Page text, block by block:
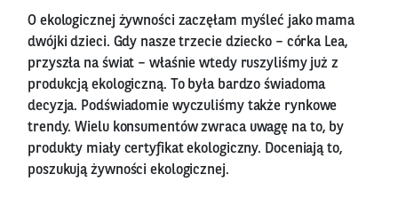
O ekologicznej żywności zaczęłam myśleć jako mama
dwójki dzieci. Gdy nasze trzecie dziecko – córka Lea,
przyszła na świat – właśnie wtedy ruszyliśmy już z
produkcją ekologiczną. To była bardzo świadoma
decyzja. Podświadomie wyczuliśmy także rynkowe
trendy. Wielu konsumentów zwraca uwagę na to, by
produkty miały certyfikat ekologiczny. Doceniają to,
poszukują żywności ekologicznej.